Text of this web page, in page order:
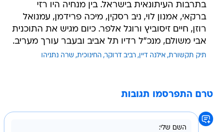
בתרבות העיתונאית בישראל. בין מנחיה היו רזי
ברקאי, אמנון לוי, ניב רסקין, מיכה פרידמן, עמנואל
רוזן, חיים זיסוביץ ורוגל אלפר. כיום מגיש את התוכנית
אבי משולם, מנכ"ל רדיו תל אביב ובעבר עורך מעריב.
תיק תקשורת אילנה דיין רביב דרוקר החינוכית שרה נתניהו
טרם התפרסמו תגובות